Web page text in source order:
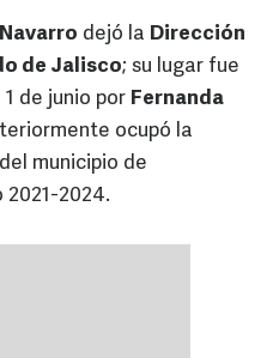
dejó la Dirección
de Jalisco; su lugar fue
de junio por Fernanda
ocupó la
municipio de
2021-2024.